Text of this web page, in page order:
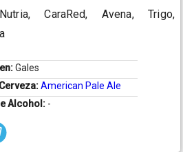
CaraRed, Avena, Trigo,
Gales
American Pale Ale
Alcohol: -